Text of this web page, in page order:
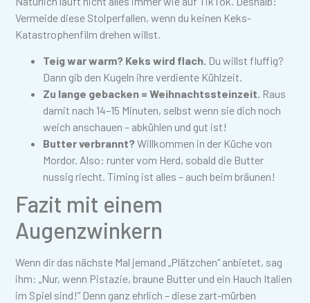
Vermeide diese Stolperfallen, wenn du keinen Keks-
Katastrophenfilm drehen willst.
Teig war warm? Keks wird flach. Du willst fluffig?
Dann gib den Kugeln ihre verdiente Kühlzeit.
Zu lange gebacken = Weihnachtssteinzeit. Raus
damit nach 14–15 Minuten, selbst wenn sie dich noch
weich anschauen – abkühlen und gut ist!
Butter verbrannt?Willkommen in der Küche von
Mordor. Also: runter vom Herd, sobald die Butter
nussig riecht. Timing ist alles – auch beim bräunen!
Fazit mit einem
Augenzwinkern
Wenn dir das nächste Mal jemand „Plätzchen“ anbietet, sag
ihm: „Nur, wenn Pistazie, braune Butter und ein Hauch Italien
im Spiel sind!“ Denn ganz ehrlich – diese zart-mürben